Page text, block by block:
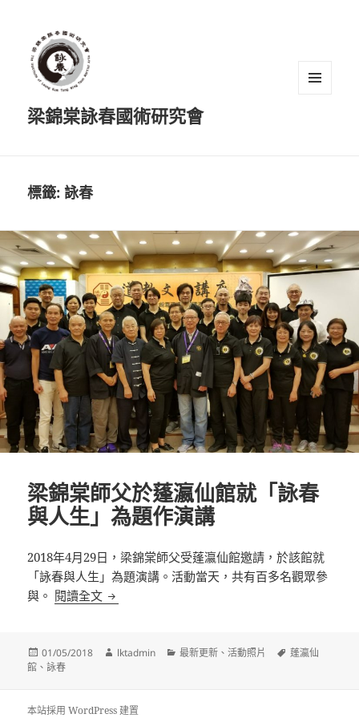
梁錦棠詠春國術研究會
標籤: 詠春
梁錦棠師父於蓬瀛仙館就「詠春
與人生」為題作演講
2018年4月29日，梁錦棠師父受蓬瀛仙館邀請，於該館就
「詠春與人生」為題演講。活動當天，共有百多名觀眾參
與。 閱讀全文 梁錦棠師父於蓬瀛仙館就「詠春與人生」為題
發
佈
01/05/2018
作
lktadmin
分
最新更新 、活動照片
標
蓬瀛仙
館 、詠春
本站採用 WordPress 建置